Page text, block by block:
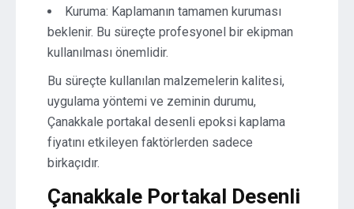
Kuruma: Kaplamanın tamamen kuruması
beklenir. Bu süreçte profesyonel bir ekipman
kullanılması önemlidir.
Bu süreçte kullanılan malzemelerin kalitesi,
uygulama yöntemi ve zeminin durumu,
Çanakkale portakal desenli epoksi kaplama
fiyatını etkileyen faktörlerden sadece
birkaçıdır.
Çanakkale Portakal Desenli